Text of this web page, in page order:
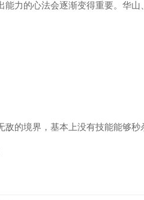
能力的心法会逐渐变得重要。华
敌的境界，基本上没有技能能够